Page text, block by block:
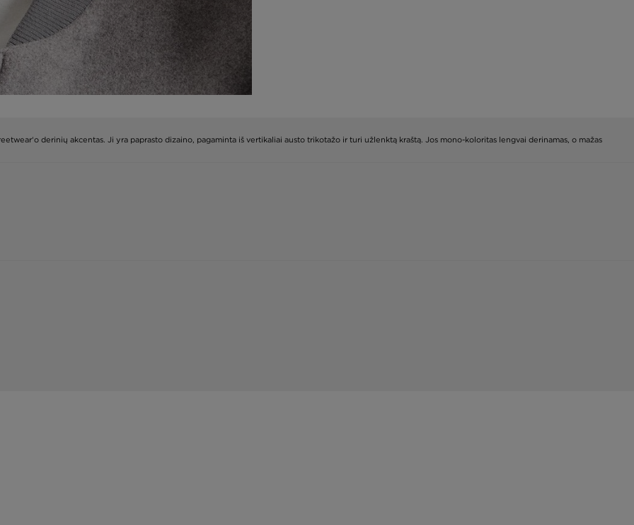
derinių akcentas. Ji yra paprasto dizaino, pagaminta iš vertikaliai austo trikotažo ir turi užlenktą kraštą. Jos mono-koloritas lengvai derinamas, o mažas